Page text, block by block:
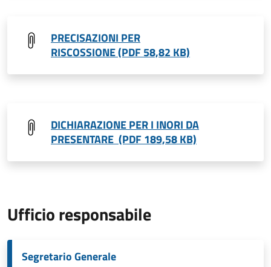
PRECISAZIONI PER
RISCOSSIONE (PDF 58,82 KB)
DICHIARAZIONE PER I INORI DA
PRESENTARE (PDF 189,58 KB)
Ufficio responsabile
Segretario Generale